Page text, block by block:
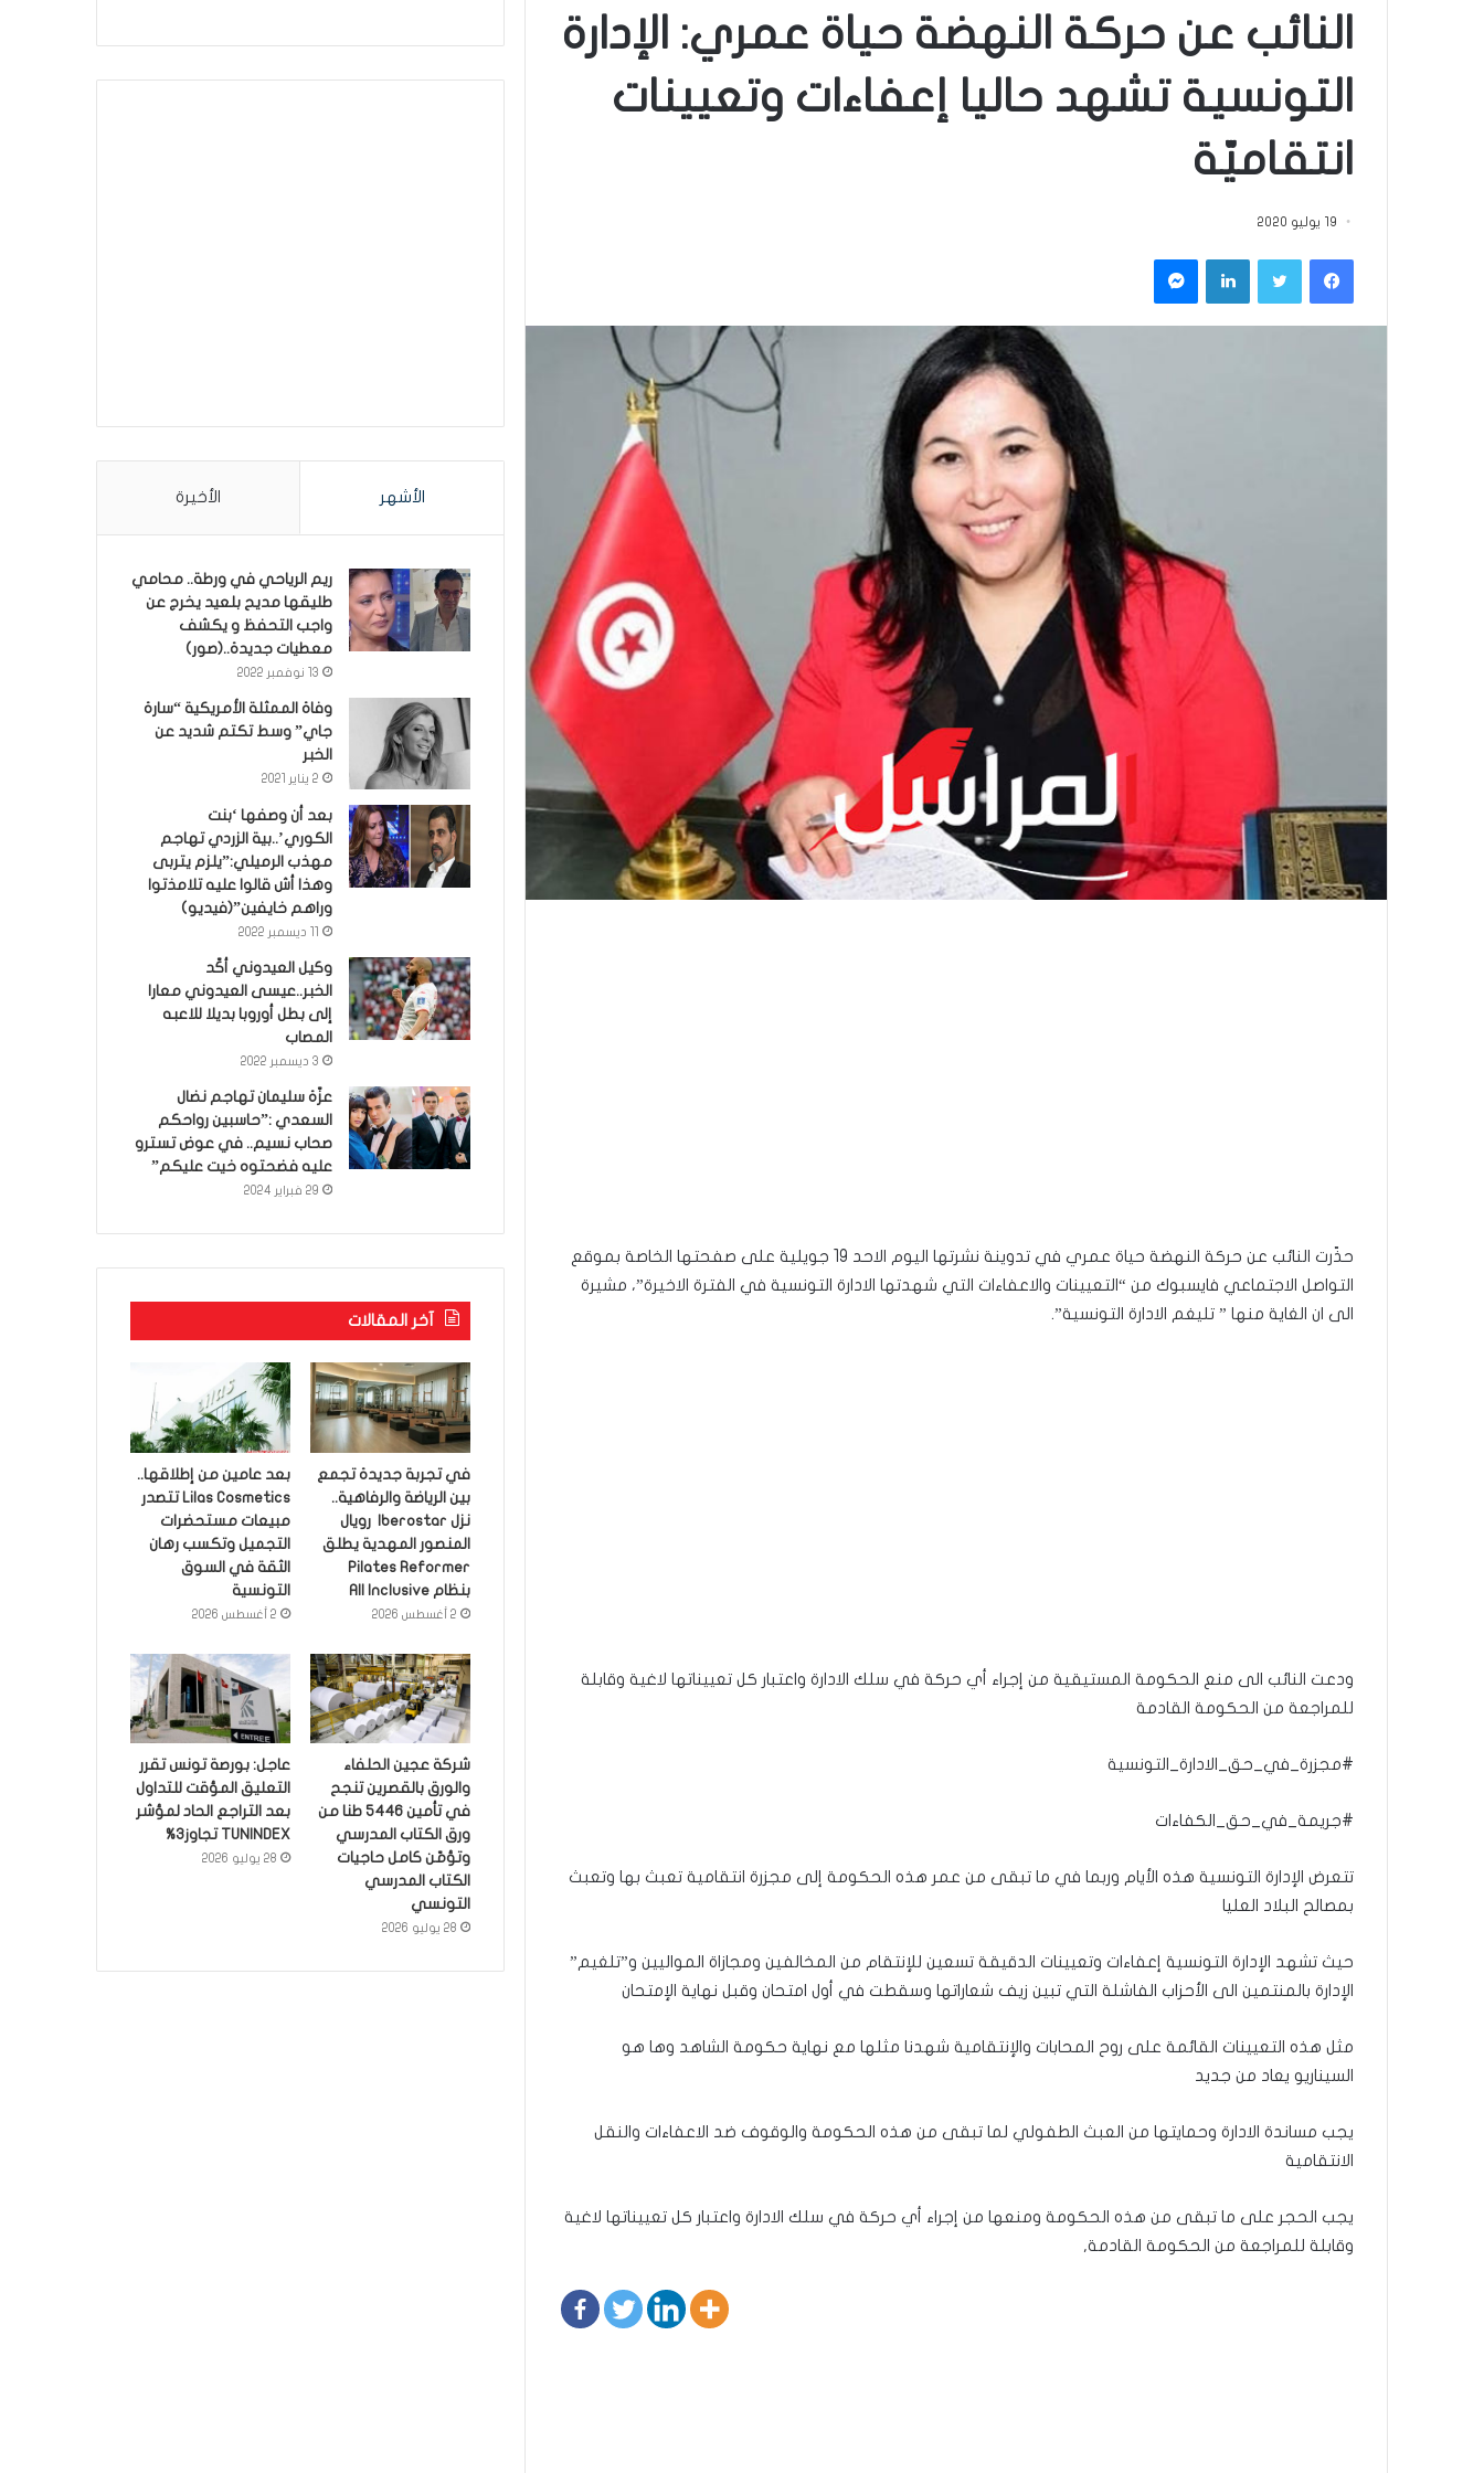
النائب عن حركة النهضة حياة عمري: الإدارة
التونسية تشهد حاليا إعفاءات وتعيينات
انتقاميّة
19 يوليو 2020
فيسبوكتويتر لينكدإن ماسنجر
حذّرت النائب عن حركة النهضة حياة عمري في تدوينة نشرتها اليوم الاحد 19 جويلية على صفحتها الخاصة بموقع
التواصل الاجتماعي فايسبوك من “التعيينات والاعفاءات التي شهدتها الادارة التونسية في الفترة الاخيرة”، مشيرة
الى ان الغاية منها ” تليغم الادارة التونسية”.
ودعت النائب الى منع الحكومة المستيقية من إجراء أي حركة في سلك الادارة واعتبار كل تعييناتها لاغية وقابلة
للمراجعة من الحكومة القادمة
#مجزرة_في_حق_الادارة_التونسية
#جريمة_في_حق_الكفاءات
تتعرض الإدارة التونسية هذه الأيام وربما في ما تبقى من عمر هذه الحكومة إلى مجزرة انتقامية تعبث بها وتعبث
بمصالح البلاد العليا
حيث تشهد الإدارة التونسية إعفاءات وتعيينات الدقيقة تسعين للإنتقام من المخالفين ومجازاة المواليين و”تلغيم”
الإدارة بالمنتمين الى الأحزاب الفاشلة التي تبين زيف شعاراتها وسقطت في أول امتحان وقبل نهاية الإمتحان
مثل هذه التعيينات القائمة على روح المحابات والإنتقامية شهدنا مثلها مع نهاية حكومة الشاهد وها هو
السيناريو يعاد من جديد
يجب مساندة الادارة وحمايتها من العبث الطفولي لما تبقى من هذه الحكومة والوقوف ضد الاعفاءات والنقل
الانتقامية
يجب الحجر على ما تبقى من هذه الحكومة ومنعها من إجراء أي حركة في سلك الادارة واعتبار كل تعييناتها لاغية
وقابلة للمراجعة من الحكومة القادمة,
الأشهر الأخيرة
ريم الرياحي في ورطة.. محامي
طليقها مديح بلعيد يخرج عن
واجب التحفظ و يكشف
معطيات جديدة..(صور)
13 نوفمبر 2022
وفاة الممثلة الأمريكية “سارة
جاي” وسط تكتم شديد عن
الخبر
2 يناير 2021
بعد أن وصفها ‘بنت
الكوري’..بية الزردي تهاجم
مهذب الرميلي:”يلزم يتربى
وهذا أش قالوا عليه تلامذتوا
وراهم خايفين”(فيديو)
وكيل العيدوني أكّد
الخبر..عيسى العيدوني معارا
إلى بطل أوروبا بديلا للاعبه
المصاب
3 ديسمبر 2022
عزّة سليمان تهاجم نضال
السعدي :”حاسبين رواحكم
صحاب نسيم.. في عوض تسترو
عليه فضحتوه خيت عليكم”
29 فبراير 2024
آخر المقالات
في تجربة جديدة تجمع
بين الرياضة والرفاهية..
نزل Iberostar رويال
المنصور المهدية يطلق
Pilates Reformer
بنظام All Inclusive
2 أغسطس 2026
بعد عامين من إطلاقها..
Lilas Cosmetics تتصدر
مبيعات مستحضرات
التجميل وتكسب رهان
الثقة في السوق
التونسية
2 أغسطس 2026
شركة عجين الحلفاء
والورق بالقصرين تنجح
في تأمين 5446 طنا من
ورق الكتاب المدرسي
وتؤمّن كامل حاجيات
الكتاب المدرسي
التونسي
28 يوليو 2026
عاجل: بورصة تونس تقرر
التعليق المؤقت للتداول
بعد التراجع الحاد لمؤشر
TUNINDEX تجاوز3%
28 يوليو 2026